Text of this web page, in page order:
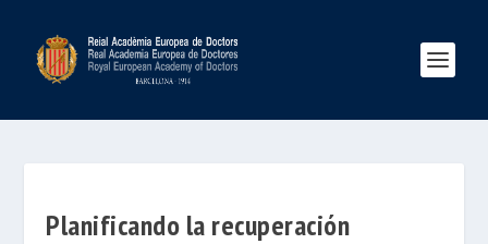
Planificando la recuperación